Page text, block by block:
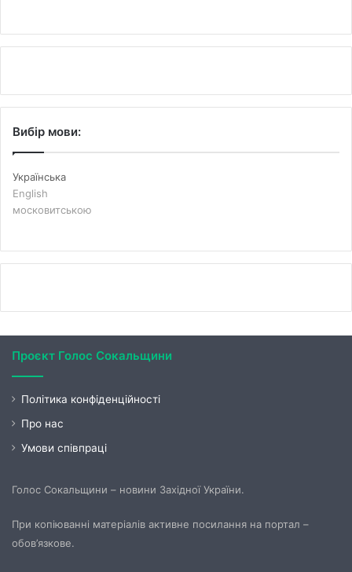
Вибір мови:
Українська
English
московитською
Проєкт Голос Сокальщини
Політика конфіденційності
Про нас
Умови співпраці
Голос Сокальщини – новини Західної України.
При копіюванні матеріалів активне посилання на портал –
обов’язкове.